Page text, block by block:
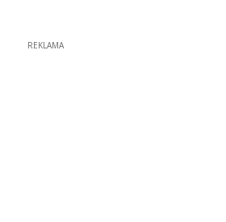
REKLAMA